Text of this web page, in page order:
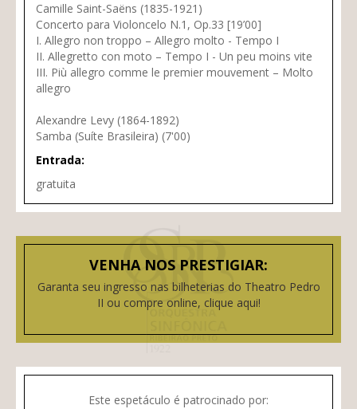
Camille Saint-Saëns (1835-1921)
Concerto para Violoncelo N.1, Op.33 [19’00]
I. Allegro non troppo – Allegro molto - Tempo I
II. Allegretto con moto – Tempo I - Un peu moins vite
III. Più allegro comme le premier mouvement – Molto
allegro
Alexandre Levy (1864-1892)
Samba (Suíte Brasileira) (7'00)
Entrada:
gratuita
VENHA NOS PRESTIGIAR:
Garanta seu ingresso nas bilheterias do Theatro Pedro
II ou compre online, clique aqui!
Este espetáculo é patrocinado por: